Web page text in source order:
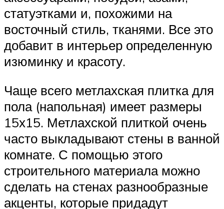
статуэтками и, похожими на
восточный стиль, тканями. Все это
добавит в интерьер определенную
изюминку и красоту.
Чаще всего метлахская плитка для
пола (напольная) имеет размеры
15х15. Метлахской плиткой очень
часто выкладывают стены в ванной
комнате. С помощью этого
строительного материала можно
сделать на стенах разнообразные
акценты, которые придадут